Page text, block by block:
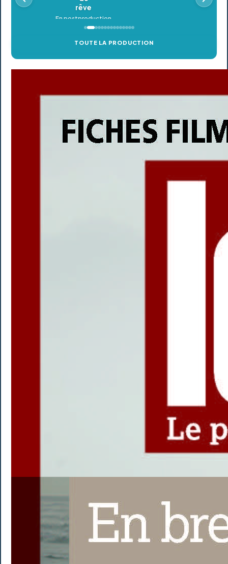
TOUTE LA PRODUCTION